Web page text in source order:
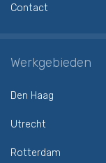
Contact
Werkgebieden
Den Haag
Utrecht
Rotterdam